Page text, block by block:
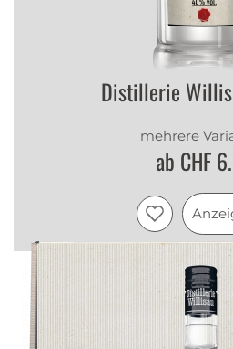
Distillerie
mehrere
ab CHF